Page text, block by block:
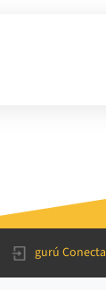
gurú Conecta